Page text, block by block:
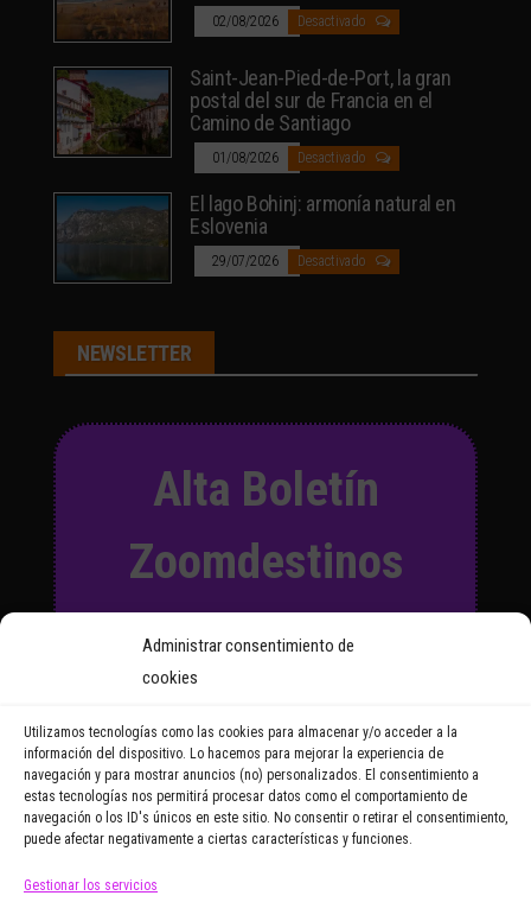
Administrar consentimiento de
cookies
Utilizamos tecnologías como las cookies para almacenar y/o acceder a la
información del dispositivo. Lo hacemos para mejorar la experiencia de
navegación y para mostrar anuncios (no) personalizados. El consentimiento a
estas tecnologías nos permitirá procesar datos como el comportamiento de
navegación o los ID's únicos en este sitio. No consentir o retirar el consentimiento,
puede afectar negativamente a ciertas características y funciones.
Gestionar los servicios
02/08/2026 Desactivado
Saint-Jean-Pied-de-Port, la gran
postal del sur de Francia en el
Camino de Santiago
01/08/2026 Desactivado
El lago Bohinj: armonía natural en
Eslovenia
29/07/2026 Desactivado
NEWSLETTER
Alta Boletín
Zoomdestinos
y recibirás regularmente las
noticias y reportajes que
Email Address